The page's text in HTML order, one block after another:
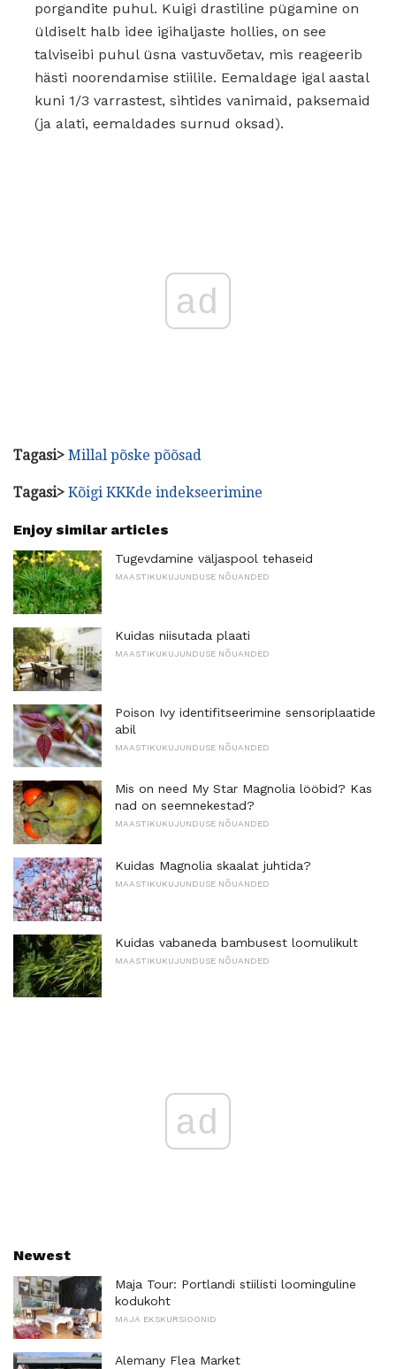
porgandite puhul. Kuigi drastiline pügamine on
üldiselt halb idee igihaljaste hollies, on see
talviseibi puhul üsna vastuvõetav, mis reageerib
hästi noorendamise stiilile. Eemaldage igal aastal
kuni 1/3 varrastest, sihtides vanimaid, paksemaid
(ja alati, eemaldades surnud oksad).
ad
Tagasi> Millal põske põõsad
Tagasi> Kõigi KKKde indekseerimine
Enjoy similar articles
Tugevdamine väljaspool tehaseid
MAASTIKUKUJUNDUSE NÕUANDED
Kuidas niisutada plaati
MAASTIKUKUJUNDUSE NÕUANDED
Poison Ivy identifitseerimine sensoriplaatide
abil
MAASTIKUKUJUNDUSE NÕUANDED
Mis on need My Star Magnolia lööbid? Kas
nad on seemnekestad?
MAASTIKUKUJUNDUSE NÕUANDED
Kuidas Magnolia skaalat juhtida?
MAASTIKUKUJUNDUSE NÕUANDED
Kuidas vabaneda bambusest loomulikult
MAASTIKUKUJUNDUSE NÕUANDED
ad
Newest
Maja Tour: Portlandi stiilisti loominguline
kodukoht
MAJA EKSKURSIOONID
Alemany Flea Market